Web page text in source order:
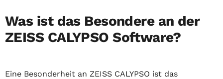
Was ist das Besondere an der
ZEISS CALYPSO Software?
Eine Besonderheit an ZEISS CALYPSO ist das